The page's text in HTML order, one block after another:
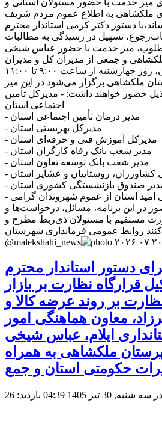
ملکشاهی به اطلاع عموم مردم شریف
دستور دکتر کرمی استاندار محترم
تسهیل در رسیدگی به مطالبات
میز خدمت با حضور عباس شیخی
و جمعی از مدیران کل و مدیران
دستگاه‌های اجرایی استان، روز چهارشنبه از ساعت ۹:۰۰ تا ۱۱:۰۰
ملکشاهی برگزار می‌شود در این میز
حضور خواهند داشت: - مدیرکل تأمین
اجتماعی استان
- مدیر درمان تأمین اجتماعی استان
- مدیرکل بهزیستی استان
- مدیرکل آموزش فنی و حرفه‌ای استان
- مدیر شعب بانک رفاه کارگران استان
- مدیر شعب بانک توسعه تعاون استان
کشاورزان، روستاییان و عشایر استان
مدیر صندوق بازنشستگی کشوری استان
- مدیر صندوق کارآفرینی امید استان از عموم شهروندان گرامی
در این برنامه، مسائل، درخواست‌ها و
مستقیم با مسئولان ذی‌ربط مطرح و
کنند روابط عمومی فرمانداری شهرستان
@malekshahi_news
دستور استاندار محترم
قرارگاه نظارت بر بازار
بر روند عرضه کالا و
معاون هماهنگی امور
ایلام، عباس شیخی
ملکشاهی به همراه
حکومتی استان و جمع
30 تیر 1405 04:39 بازدید: 26